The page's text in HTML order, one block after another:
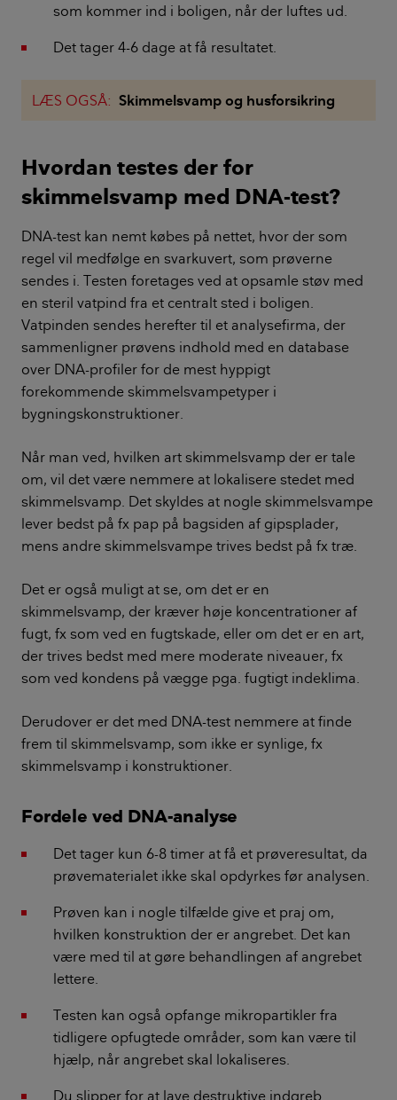
som kommer ind i boligen, når der luftes ud.
Det tager 4-6 dage at få resultatet.
LÆS OGSÅ: Skimmelsvamp og husforsikring
Hvordan testes der for
skimmelsvamp med DNA-test?
DNA-test kan nemt købes på nettet, hvor der som
regel vil medfølge en svarkuvert, som prøverne
sendes i. Testen foretages ved at opsamle støv med
en steril vatpind fra et centralt sted i boligen.
Vatpinden sendes herefter til et analysefirma, der
sammenligner prøvens indhold med en database
over DNA-profiler for de mest hyppigt
forekommende skimmelsvampetyper i
bygningskonstruktioner.
Når man ved, hvilken art skimmelsvamp der er tale
om, vil det være nemmere at lokalisere stedet med
skimmelsvamp. Det skyldes at nogle skimmelsvampe
lever bedst på fx pap på bagsiden af gipsplader,
mens andre skimmelsvampe trives bedst på fx træ.
Det er også muligt at se, om det er en
skimmelsvamp, der kræver høje koncentrationer af
fugt, fx som ved en fugtskade, eller om det er en art,
der trives bedst med mere moderate niveauer, fx
som ved kondens på vægge pga. fugtigt indeklima.
Derudover er det med DNA-test nemmere at finde
frem til skimmelsvamp, som ikke er synlige, fx
skimmelsvamp i konstruktioner.
Fordele ved DNA-analyse
Det tager kun 6-8 timer at få et prøveresultat, da
prøvematerialet ikke skal opdyrkes før analysen.
Prøven kan i nogle tilfælde give et praj om,
hvilken konstruktion der er angrebet. Det kan
være med til at gøre behandlingen af angrebet
lettere.
Testen kan også opfange mikropartikler fra
tidligere opfugtede områder, som kan være til
hjælp, når angrebet skal lokaliseres.
Du slipper for at lave destruktive indgreb.